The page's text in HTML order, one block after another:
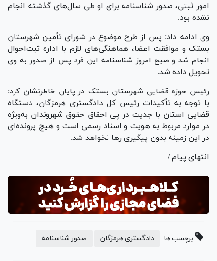
امور ثبتی، صدور شناسنامه برای او طی سال‌های گذشته انجام
نشده بود.
وی ادامه داد: پس از طرح موضوع در شورای تأمین شهرستان
بستک و موافقت اعضا، هماهنگی‌های لازم با اداره ثبت‌احوال
انجام شد و صبح امروز شناسنامه این فرد پس از صدور به وی
تحویل داده شد.
رئیس حوزه قضایی شهرستان بستک در پایان خاطرنشان کرد:
با توجه به تأکیدات رئیس کل دادگستری هرمزگان، دستگاه
قضایی استان با جدیت در پی احقاق حقوق شهروندان به‌ویژه
در موارد مربوط به هویت و اسناد رسمی است و هیچ پرونده‌ای
در این زمینه بدون پیگیری رها نخواهد شد.
انتهای پیام /
برچسب ها: دادگستری هرمزگان صدور شناسنامه